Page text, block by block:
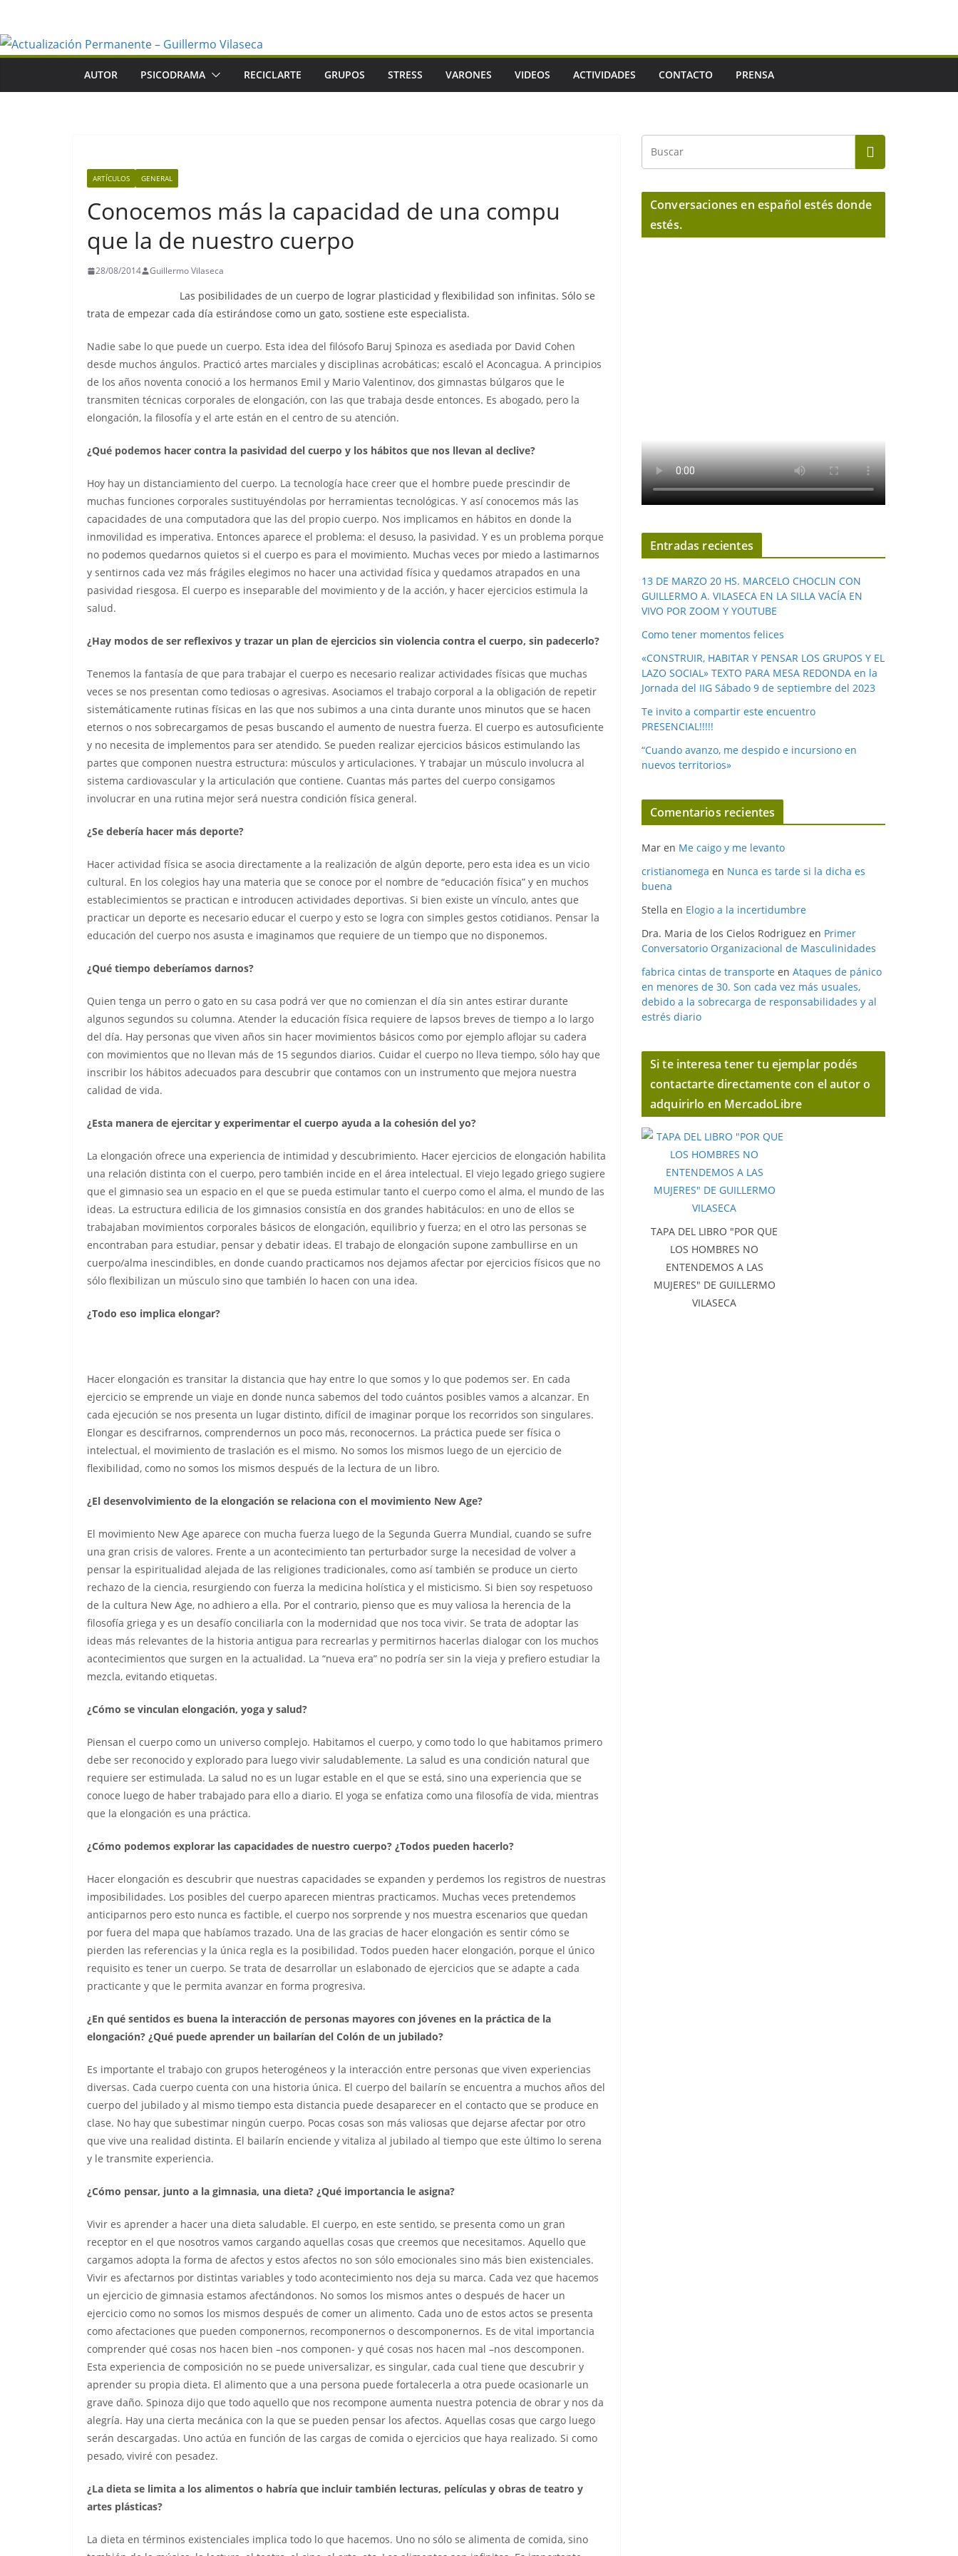
contenido
AUTOR PSICODRAMA RECICLARTE GRUPOS STRESS VARONES VIDEOS ACTIVIDADES CONTACTO PRENSA
ARTÍCULOS GENERAL
Conocemos más la capacidad de una compu
que la de nuestro cuerpo
28/08/2014 Guillermo Vilaseca
Las posibilidades de un cuerpo de lograr plasticidad y flexibilidad son infinitas. Sólo se
trata de empezar cada día estirándose como un gato, sostiene este especialista.
Nadie sabe lo que puede un cuerpo. Esta idea del filósofo Baruj Spinoza es asediada por David Cohen
desde muchos ángulos. Practicó artes marciales y disciplinas acrobáticas; escaló el Aconcagua. A principios
de los años noventa conoció a los hermanos Emil y Mario Valentinov, dos gimnastas búlgaros que le
transmiten técnicas corporales de elongación, con las que trabaja desde entonces. Es abogado, pero la
elongación, la filosofía y el arte están en el centro de su atención.
¿Qué podemos hacer contra la pasividad del cuerpo y los hábitos que nos llevan al declive?
Hoy hay un distanciamiento del cuerpo. La tecnología hace creer que el hombre puede prescindir de
muchas funciones corporales sustituyéndolas por herramientas tecnológicas. Y así conocemos más las
capacidades de una computadora que las del propio cuerpo. Nos implicamos en hábitos en donde la
inmovilidad es imperativa. Entonces aparece el problema: el desuso, la pasividad. Y es un problema porque
no podemos quedarnos quietos si el cuerpo es para el movimiento. Muchas veces por miedo a lastimarnos
y sentirnos cada vez más frágiles elegimos no hacer una actividad física y quedamos atrapados en una
pasividad riesgosa. El cuerpo es inseparable del movimiento y de la acción, y hacer ejercicios estimula la
salud.
¿Hay modos de ser reflexivos y trazar un plan de ejercicios sin violencia contra el cuerpo, sin padecerlo?
Tenemos la fantasía de que para trabajar el cuerpo es necesario realizar actividades físicas que muchas
veces se nos presentan como tediosas o agresivas. Asociamos el trabajo corporal a la obligación de repetir
sistemáticamente rutinas físicas en las que nos subimos a una cinta durante unos minutos que se hacen
eternos o nos sobrecargamos de pesas buscando el aumento de nuestra fuerza. El cuerpo es autosuficiente
y no necesita de implementos para ser atendido. Se pueden realizar ejercicios básicos estimulando las
partes que componen nuestra estructura: músculos y articulaciones. Y trabajar un músculo involucra al
sistema cardiovascular y la articulación que contiene. Cuantas más partes del cuerpo consigamos
involucrar en una rutina mejor será nuestra condición física general.
¿Se debería hacer más deporte?
Hacer actividad física se asocia directamente a la realización de algún deporte, pero esta idea es un vicio
cultural. En los colegios hay una materia que se conoce por el nombre de “educación física” y en muchos
establecimientos se practican e introducen actividades deportivas. Si bien existe un vínculo, antes que
practicar un deporte es necesario educar el cuerpo y esto se logra con simples gestos cotidianos. Pensar la
educación del cuerpo nos asusta e imaginamos que requiere de un tiempo que no disponemos.
¿Qué tiempo deberíamos darnos?
Quien tenga un perro o gato en su casa podrá ver que no comienzan el día sin antes estirar durante
algunos segundos su columna. Atender la educación física requiere de lapsos breves de tiempo a lo largo
del día. Hay personas que viven años sin hacer movimientos básicos como por ejemplo aflojar su cadera
con movimientos que no llevan más de 15 segundos diarios. Cuidar el cuerpo no lleva tiempo, sólo hay que
inscribir los hábitos adecuados para descubrir que contamos con un instrumento que mejora nuestra
calidad de vida.
¿Esta manera de ejercitar y experimentar el cuerpo ayuda a la cohesión del yo?
La elongación ofrece una experiencia de intimidad y descubrimiento. Hacer ejercicios de elongación habilita
una relación distinta con el cuerpo, pero también incide en el área intelectual. El viejo legado griego sugiere
que el gimnasio sea un espacio en el que se pueda estimular tanto el cuerpo como el alma, el mundo de las
ideas. La estructura edilicia de los gimnasios consistía en dos grandes habitáculos: en uno de ellos se
trabajaban movimientos corporales básicos de elongación, equilibrio y fuerza; en el otro las personas se
encontraban para estudiar, pensar y debatir ideas. El trabajo de elongación supone zambullirse en un
cuerpo/alma inescindibles, en donde cuando practicamos nos dejamos afectar por ejercicios físicos que no
sólo flexibilizan un músculo sino que también lo hacen con una idea.
¿Todo eso implica elongar?
Hacer elongación es transitar la distancia que hay entre lo que somos y lo que podemos ser. En cada
ejercicio se emprende un viaje en donde nunca sabemos del todo cuántos posibles vamos a alcanzar. En
cada ejecución se nos presenta un lugar distinto, difícil de imaginar porque los recorridos son singulares.
Elongar es descifrarnos, comprendernos un poco más, reconocernos. La práctica puede ser física o
intelectual, el movimiento de traslación es el mismo. No somos los mismos luego de un ejercicio de
flexibilidad, como no somos los mismos después de la lectura de un libro.
¿El desenvolvimiento de la elongación se relaciona con el movimiento New Age?
El movimiento New Age aparece con mucha fuerza luego de la Segunda Guerra Mundial, cuando se sufre
una gran crisis de valores. Frente a un acontecimiento tan perturbador surge la necesidad de volver a
pensar la espiritualidad alejada de las religiones tradicionales, como así también se produce un cierto
rechazo de la ciencia, resurgiendo con fuerza la medicina holística y el misticismo. Si bien soy respetuoso
de la cultura New Age, no adhiero a ella. Por el contrario, pienso que es muy valiosa la herencia de la
filosofía griega y es un desafío conciliarla con la modernidad que nos toca vivir. Se trata de adoptar las
ideas más relevantes de la historia antigua para recrearlas y permitirnos hacerlas dialogar con los muchos
acontecimientos que surgen en la actualidad. La “nueva era” no podría ser sin la vieja y prefiero estudiar la
mezcla, evitando etiquetas.
¿Cómo se vinculan elongación, yoga y salud?
Piensan el cuerpo como un universo complejo. Habitamos el cuerpo, y como todo lo que habitamos primero
debe ser reconocido y explorado para luego vivir saludablemente. La salud es una condición natural que
requiere ser estimulada. La salud no es un lugar estable en el que se está, sino una experiencia que se
conoce luego de haber trabajado para ello a diario. El yoga se enfatiza como una filosofía de vida, mientras
que la elongación es una práctica.
¿Cómo podemos explorar las capacidades de nuestro cuerpo? ¿Todos pueden hacerlo?
Hacer elongación es descubrir que nuestras capacidades se expanden y perdemos los registros de nuestras
imposibilidades. Los posibles del cuerpo aparecen mientras practicamos. Muchas veces pretendemos
anticiparnos pero esto nunca es factible, el cuerpo nos sorprende y nos muestra escenarios que quedan
por fuera del mapa que habíamos trazado. Una de las gracias de hacer elongación es sentir cómo se
pierden las referencias y la única regla es la posibilidad. Todos pueden hacer elongación, porque el único
requisito es tener un cuerpo. Se trata de desarrollar un eslabonado de ejercicios que se adapte a cada
practicante y que le permita avanzar en forma progresiva.
¿En qué sentidos es buena la interacción de personas mayores con jóvenes en la práctica de la
elongación? ¿Qué puede aprender un bailarían del Colón de un jubilado?
Es importante el trabajo con grupos heterogéneos y la interacción entre personas que viven experiencias
diversas. Cada cuerpo cuenta con una historia única. El cuerpo del bailarín se encuentra a muchos años del
cuerpo del jubilado y al mismo tiempo esta distancia puede desaparecer en el contacto que se produce en
clase. No hay que subestimar ningún cuerpo. Pocas cosas son más valiosas que dejarse afectar por otro
que vive una realidad distinta. El bailarín enciende y vitaliza al jubilado al tiempo que este último lo serena
y le transmite experiencia.
¿Cómo pensar, junto a la gimnasia, una dieta? ¿Qué importancia le asigna?
Vivir es aprender a hacer una dieta saludable. El cuerpo, en este sentido, se presenta como un gran
receptor en el que nosotros vamos cargando aquellas cosas que creemos que necesitamos. Aquello que
cargamos adopta la forma de afectos y estos afectos no son sólo emocionales sino más bien existenciales.
Vivir es afectarnos por distintas variables y todo acontecimiento nos deja su marca. Cada vez que hacemos
un ejercicio de gimnasia estamos afectándonos. No somos los mismos antes o después de hacer un
ejercicio como no somos los mismos después de comer un alimento. Cada uno de estos actos se presenta
como afectaciones que pueden componernos, recomponernos o descomponernos. Es de vital importancia
comprender qué cosas nos hacen bien –nos componen- y qué cosas nos hacen mal –nos descomponen.
Esta experiencia de composición no se puede universalizar, es singular, cada cual tiene que descubrir y
aprender su propia dieta. El alimento que a una persona puede fortalecerla a otra puede ocasionarle un
grave daño. Spinoza dijo que todo aquello que nos recompone aumenta nuestra potencia de obrar y nos da
alegría. Hay una cierta mecánica con la que se pueden pensar los afectos. Aquellas cosas que cargo luego
serán descargadas. Uno actúa en función de las cargas de comida o ejercicios que haya realizado. Si como
pesado, viviré con pesadez.
¿La dieta se limita a los alimentos o habría que incluir también lecturas, películas y obras de teatro y
artes plásticas?
La dieta en términos existenciales implica todo lo que hacemos. Uno no sólo se alimenta de comida, sino
Conversaciones en español estés donde
estés.
Entradas recientes
13 DE MARZO 20 HS. MARCELO CHOCLIN CON
GUILLERMO A. VILASECA EN LA SILLA VACÍA EN
VIVO POR ZOOM Y YOUTUBE
Como tener momentos felices
«CONSTRUIR, HABITAR Y PENSAR LOS GRUPOS Y EL
LAZO SOCIAL» TEXTO PARA MESA REDONDA en la
Jornada del IIG Sábado 9 de septiembre del 2023
Te invito a compartir este encuentro
PRESENCIAL!!!!!
“Cuando avanzo, me despido e incursiono en
nuevos territorios»
Comentarios recientes
Mar en Me caigo y me levanto
cristianomega en Nunca es tarde si la dicha es
buena
Stella en Elogio a la incertidumbre
Dra. Maria de los Cielos Rodriguez en Primer
Conversatorio Organizacional de Masculinidades
fabrica cintas de transporte en Ataques de pánico
en menores de 30. Son cada vez más usuales,
debido a la sobrecarga de responsabilidades y al
estrés diario
Si te interesa tener tu ejemplar podés
contactarte directamente con el autor o
adquirirlo en MercadoLibre
TAPA DEL LIBRO "POR QUE
LOS HOMBRES NO
ENTENDEMOS A LAS
MUJERES" DE GUILLERMO
VILASECA